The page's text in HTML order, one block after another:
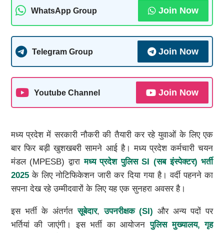
WhatsApp Group Join Now
Telegram Group Join Now
Youtube Channel Join Now
मध्य प्रदेश में सरकारी नौकरी की तैयारी कर रहे युवाओं के लिए एक
बार फिर बड़ी खुशखबरी सामने आई है। मध्य प्रदेश कर्मचारी चयन
मंडल (MPESB) द्वारामध्य प्रदेश पुलिस SI (सब इंस्पेक्टर) भर्ती
2025के लिए नोटिफिकेशन जारी कर दिया गया है। वर्दी पहनने का
सपना देख रहे उम्मीदवारों के लिए यह एक सुनहरा अवसर है।
इस भर्ती के अंतर्गतसूबेदार,उपनरीक्षक (SI) और अन्य पदों पर
भर्तियां की जाएंगी। इस भर्ती का आयोजनपुलिस मुख्यालय, गृह